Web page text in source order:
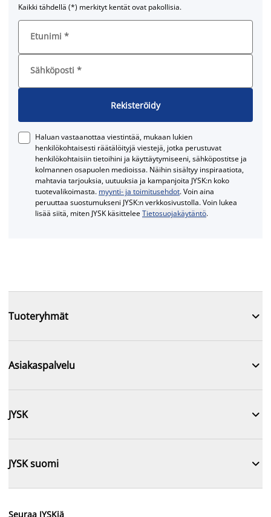
Kaikki tähdellä (*) merkityt kentät ovat pakollisia.
Etunimi *
Sähköposti *
Rekisteröidy
Haluan vastaanottaa viestintää, mukaan lukien
henkilökohtaisesti räätälöityjä viestejä, jotka perustuvat
henkilökohtaisiin tietoihini ja käyttäytymiseeni, sähköpostitse ja
kolmannen osapuolen medioissa. Näihin sisältyy inspiraatiota,
mahtavia tarjouksia, uutuuksia ja kampanjoita JYSK:n koko
tuotevalikoimasta. myynti- ja toimitusehdot. Voin aina
peruuttaa suostumukseni JYSK:n verkkosivustolla. Voin lukea
lisää siitä, miten JYSK käsitteleeTietosuojakäytäntö.
Tuoteryhmät 
Asiakaspalvelu 
JYSK 
JYSK suomi 
Seuraa JYSKiä